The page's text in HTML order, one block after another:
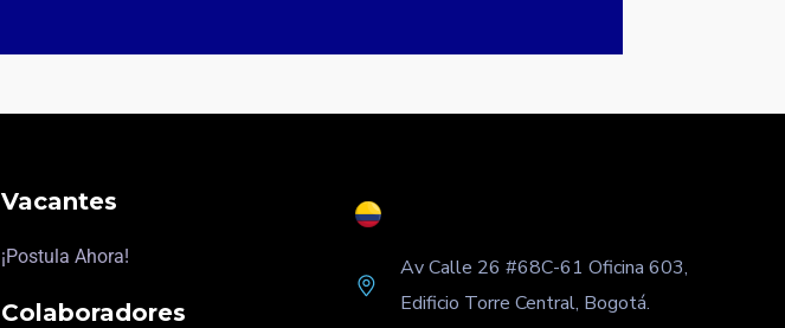
Vacantes
¡Postula Ahora!
Colaboradores
Av Calle 26 #68C-61 Oficina 603,
Edificio Torre Central, Bogotá.